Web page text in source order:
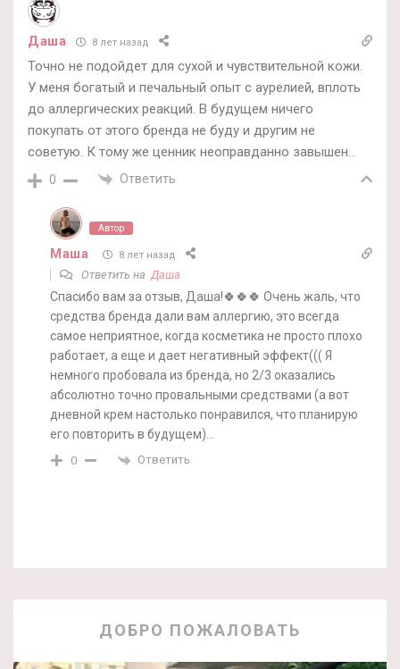
Даша 8 лет назад
Точно не подойдет для сухой и чувствительной кожи.
У меня богатый и печальный опыт с аурелией, вплоть
до аллергических реакций. В будущем ничего
покупать от этого бренда не буду и другим не
советую. К тому же ценник неоправданно завышен…
0 Ответить
Автор
Маша 8 лет назад
Ответить наДаша
Спасибо вам за отзыв, Даша!🍀🍀🍀 Очень жаль, что
средства бренда дали вам аллергию, это всегда
самое неприятное, когда косметика не просто плохо
работает, а еще и дает негативный эффект((( Я
немного пробовала из бренда, но 2/3 оказались
абсолютно точно провальными средствами (а вот
дневной крем настолько понравился, что планирую
его повторить в будущем)…
0 Ответить
ДОБРО ПОЖАЛОВАТЬ